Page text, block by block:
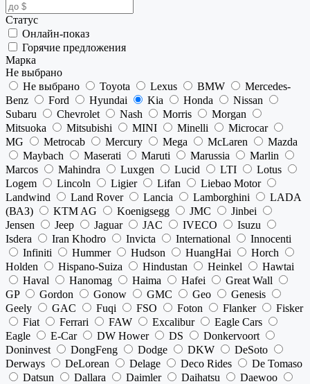
Статус
Онлайн-показ
Горячие предложения
Марка
Не выбрано
Не выбрано
Toyota Lexus BMW
Mercedes-
Benz
Ford Hyundai Kia Honda
Nissan
Subaru
Chevrolet Nash Morris
Morgan
Mitsuoka
Mitsubishi MINI Minelli
Microcar
MG
Metrocab Mercury Mega McLaren
Mazda
Maybach
Maserati Maruti Marussia
Marlin
Marcos
Mahindra Luxgen Lucid LTI
Lotus
Logem
Lincoln Ligier Lifan
Liebao Motor
Landwind
Land Rover Lancia Lamborghini
LADA
(ВАЗ)
KTM AG Koenigsegg JMC
Jinbei
Jensen
Jeep Jaguar JAC IVECO
Isuzu
Isdera
Iran Khodro Invicta International
Innocenti
Infiniti
Hummer Hudson HuangHai
Horch
Holden
Hispano-Suiza Hindustan Heinkel
Hawtai
Haval
Hanomag Haima Hafei
Great Wall
GP
Gordon Gonow GMC Geo
Genesis
Geely
GAC Fuqi FSO Foton Flanker
Fisker
Fiat
Ferrari FAW Excalibur
Eagle Cars
Eagle
E-Car DW Hower DS
Donkervoort
Doninvest
DongFeng Dodge DKW
DeSoto
Derways
DeLorean Delage Deco Rides
De Tomaso
Datsun
Dallara Daimler Daihatsu
Daewoo